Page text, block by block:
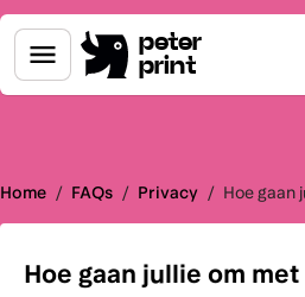
peter
print
Home / FAQs / Privacy / Hoe gaan
Hoe gaan jullie om